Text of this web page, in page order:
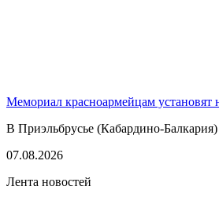
Мемориал красноармейцам установят
В Приэльбрусье (Кабардино-
07.08.2026
Лента новостей